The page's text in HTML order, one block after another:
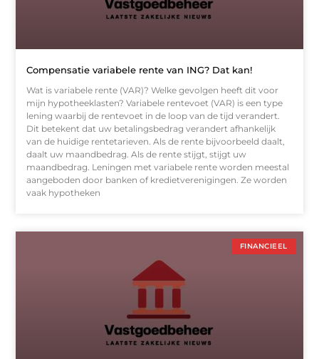
Compensatie variabele rente van ING? Dat kan!
Wat is variabele rente (VAR)? Welke gevolgen heeft dit voor
mijn hypotheeklasten? Variabele rentevoet (VAR) is een type
lening waarbij de rentevoet in de loop van de tijd verandert.
Dit betekent dat uw betalingsbedrag verandert afhankelijk
van de huidige rentetarieven. Als de rente bijvoorbeeld daalt,
daalt uw maandbedrag. Als de rente stijgt, stijgt uw
maandbedrag. Leningen met variabele rente worden meestal
aangeboden door banken of kredietverenigingen. Ze worden
vaak hypotheken
FINANCIEEL